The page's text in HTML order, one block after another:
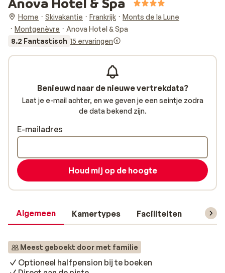
Home Skivakantie Frankrijk
Monts de la Lune
Montgenèvre
Anova Hotel & Spa
8.2 Fantastisch 15 ervaringen
Algemeen Kamertypes Faciliteiten
Meest geboekt door met familie
Optioneel halfpension bij te boeken
Benieuwd naar de nieuwe vertrekdata?
Laat je e-mail achter, en we geven je een seintje zodra
de data bekend zijn.
E-mailadres
Houd mij op de hoogte